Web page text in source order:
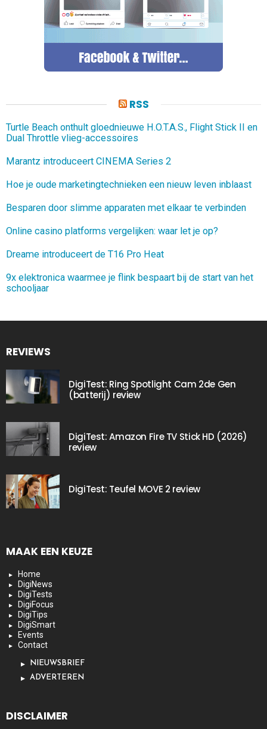
RSS
Turtle Beach onthult gloednieuwe H.O.T.A.S., Flight Stick II en
Dual Throttle vlieg-accessoires
Marantz introduceert CINEMA Series 2
Hoe je oude marketingtechnieken een nieuw leven inblaast
Besparen door slimme apparaten met elkaar te verbinden
Online casino platforms vergelijken: waar let je op?
Dreame introduceert de T16 Pro Heat
9x elektronica waarmee je flink bespaart bij de start van het
schooljaar
REVIEWS
DigiTest: Ring Spotlight Cam 2de Gen
(batterij) review
DigiTest: Amazon Fire TV Stick HD (2026)
review
DigiTest: Teufel MOVE 2 review
MAAK EEN KEUZE
Home
DigiNews
DigiTests
DigiFocus
DigiTips
DigiSmart
Events
Contact
NIEUWSBRIEF
ADVERTEREN
DISCLAIMER